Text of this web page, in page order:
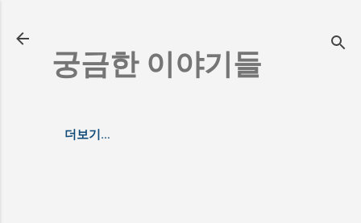
궁금한 이야기들
더보기…